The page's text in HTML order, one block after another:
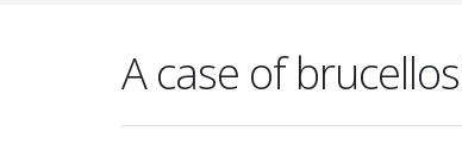
A case of